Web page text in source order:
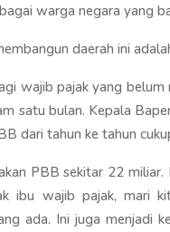
warga negara yang
daerah ini
wajib pajak yang
satu bulan. Kepala
dari tahun ke tahun
PBB sekitar 22
ibu wajib pajak, mari
ada. Ini juga menjadi